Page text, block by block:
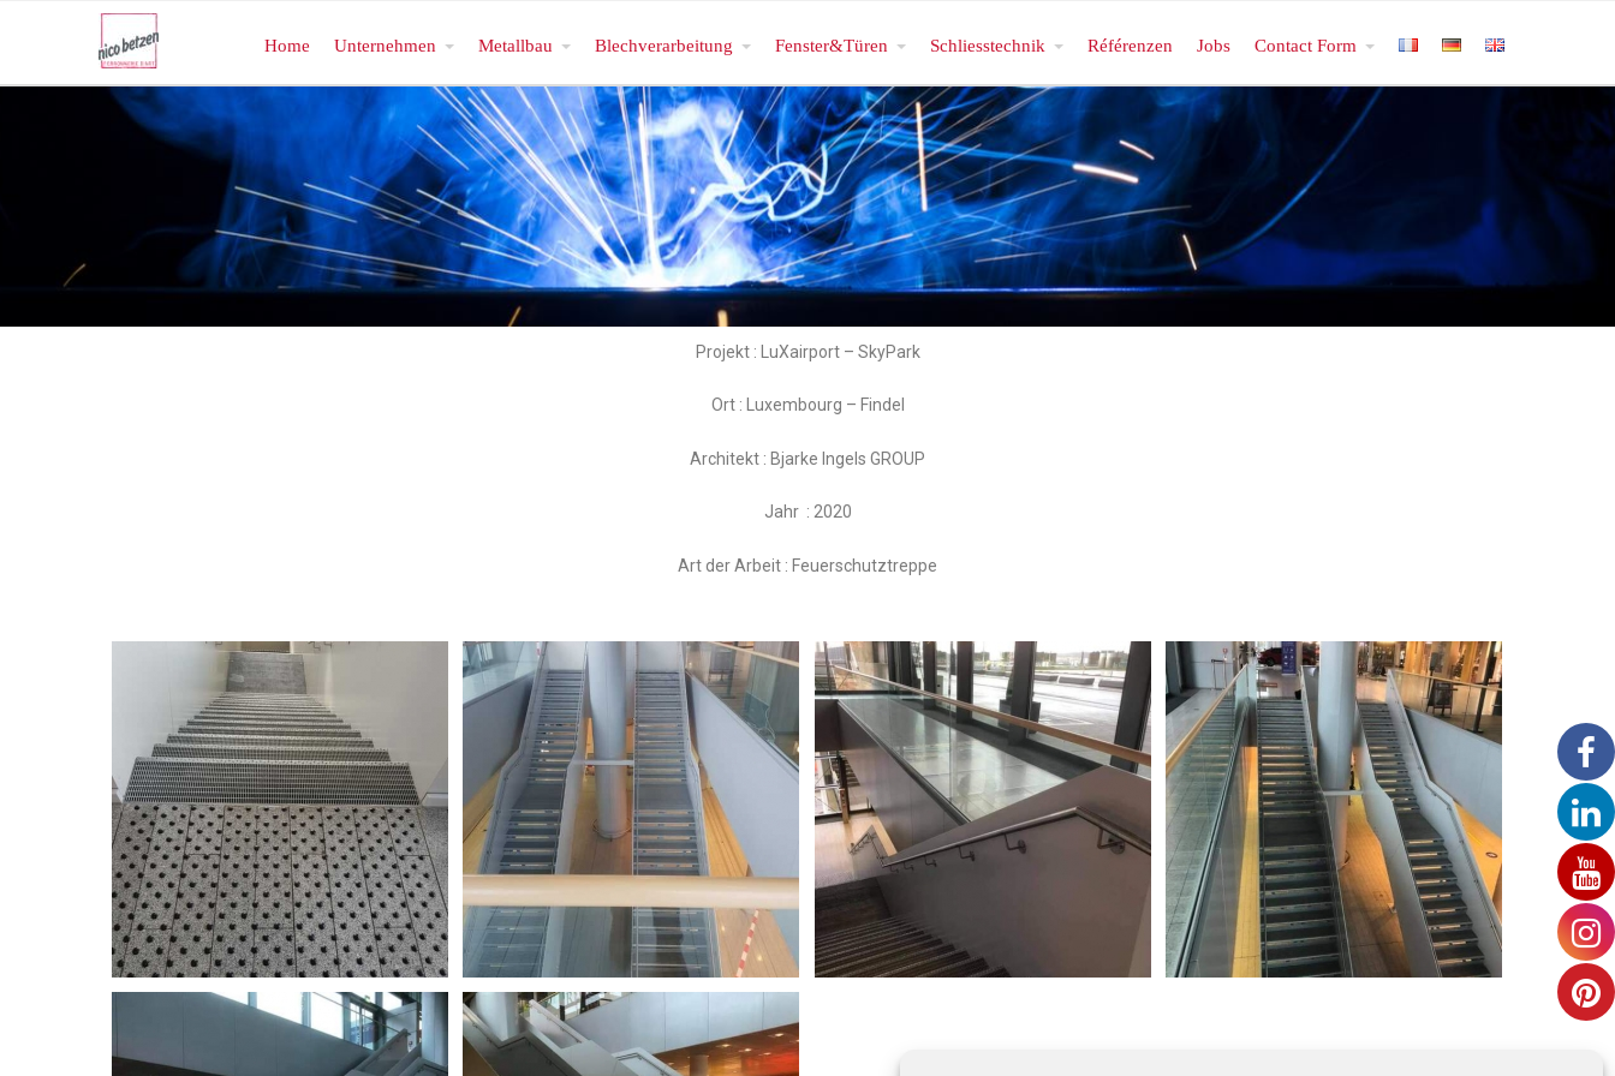
Home Unternehmen Metallbau Blechverarbeitung Fenster&Türen Schliesstechnik Référenzen Jobs Contact Form
Projekt : LuXairport – SkyPark
Ort : Luxembourg – Findel
Architekt : Bjarke Ingels GROUP
Jahr : 2020
Art der Arbeit : Feuerschutztreppe
LuxAirport - Escalier de secours LuxAirport - Escalier de secours